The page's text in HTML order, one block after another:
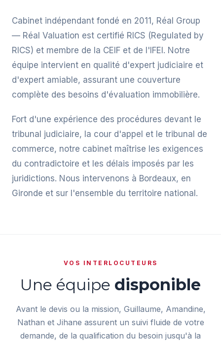
Cabinet indépendant fondé en 2011, Réal Group
— Réal Valuation est certifié RICS (Regulated by
RICS) et membre de la CEIF et de l'IFEI. Notre
équipe intervient en qualité d'expert judiciaire et
d'expert amiable, assurant une couverture
complète des besoins d'évaluation immobilière.
Fort d'une expérience des procédures devant le
tribunal judiciaire, la cour d'appel et le tribunal de
commerce, notre cabinet maîtrise les exigences
du contradictoire et les délais imposés par les
juridictions. Nous intervenons à Bordeaux, en
Gironde et sur l'ensemble du territoire national.
VOS INTERLOCUTEURS
Une équipe disponible
Avant le devis ou la mission, Guillaume, Amandine,
Nathan et Jihane assurent un suivi fluide de votre
demande, de la qualification du besoin jusqu'à la